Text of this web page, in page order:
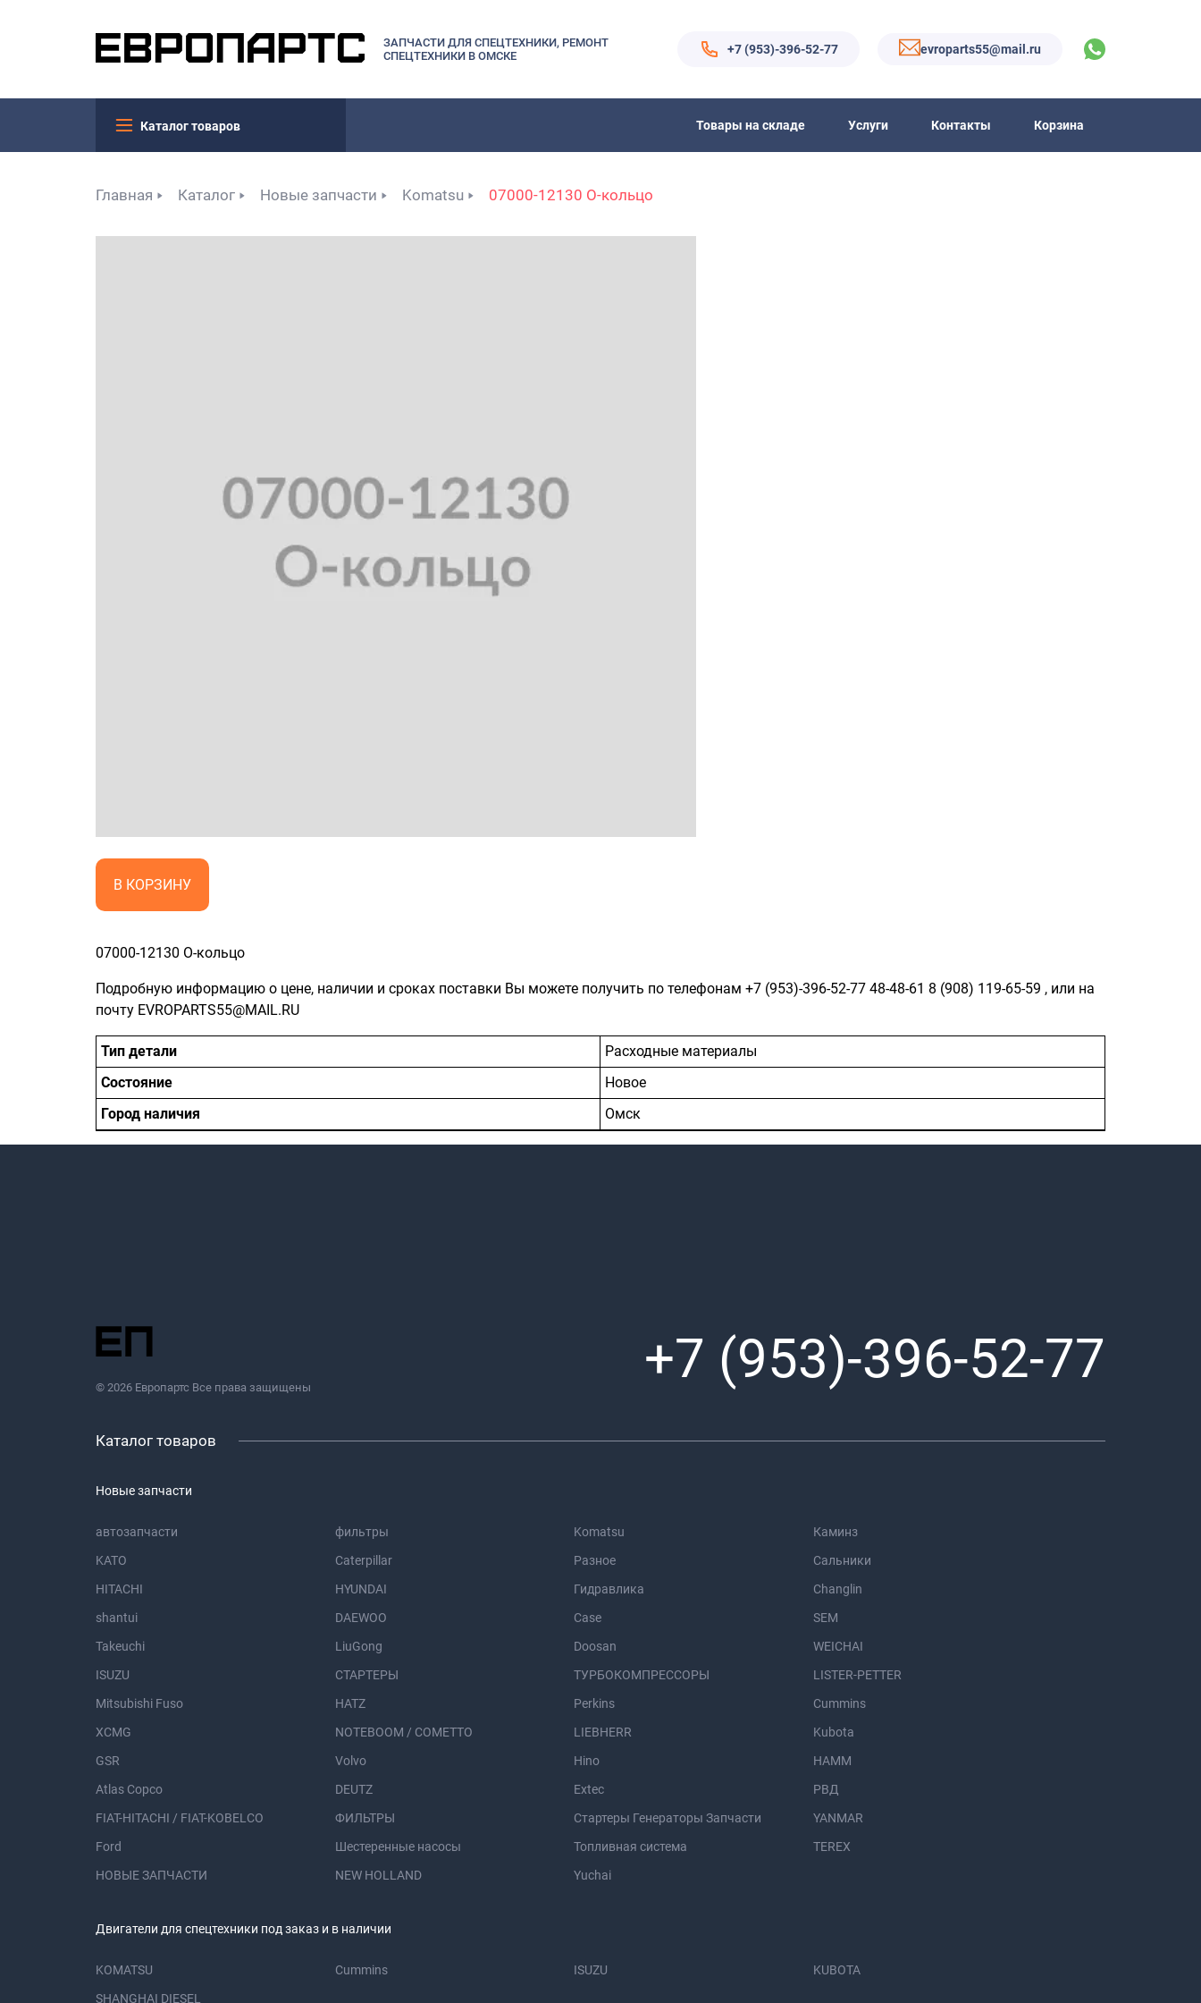
ЗАПЧАСТИ ДЛЯ СПЕЦТЕХНИКИ, РЕМОНТ
СПЕЦТЕХНИКИ В ОМСКЕ
+7 (953)-396-52-77 evroparts55@mail.ru
Каталог товаров Товары на складе Услуги Контакты Корзина
Главная Каталог Новые запчасти Komatsu 07000-12130 О-кольцо
В КОРЗИНУ
07000-12130 О-кольцо
Подробную информацию о цене, наличии и сроках поставки Вы можете получить по телефонам +7 (953)-396-52-77 48-48-61 8 (908) 119-65-59 , или на
почту EVROPARTS55@MAIL.RU
Тип детали
Расходные материалы
Состояние
Новое
Город наличия
Омск
© 2026 Европартс Все права защищены +7 (953)-396-52-77
Каталог товаров
Новые запчасти
автозапчасти фильтры Komatsu
Каминз
KATO
Caterpillar Разное
Сальники
HITACHI
HYUNDAI Гидравлика
Changlin
shantui
DAEWOO Case
SEM
Takeuchi
LiuGong Doosan
WEICHAI
ISUZU
СТАРТЕРЫ ТУРБОКОМПРЕССОРЫ
LISTER-PETTER
Mitsubishi Fuso
HATZ Perkins
Cummins
XCMG
NOTEBOOM / COMETTO LIEBHERR
Kubota
GSR
Volvo Hino
HAMM
Atlas Copco
DEUTZ Extec
РВД
FIAT-HITACHI / FIAT-KOBELCO
ФИЛЬТРЫ Стартеры Генераторы Запчасти
YANMAR
Ford
Шестеренные насосы Топливная система
TEREX
НОВЫЕ ЗАПЧАСТИ
NEW HOLLAND Yuchai
Двигатели для спецтехники под заказ и в наличии
KOMATSU Cummins ISUZU
KUBOTA
SHANGHAI DIESEL